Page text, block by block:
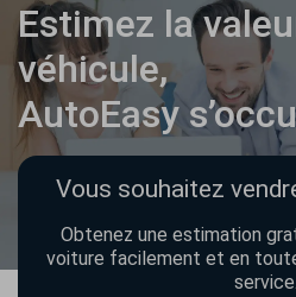
Estimez la
véhicule,
AutoEasy
Vous souhaitez
Obtenez une estimation
voiture facilement et en
service.